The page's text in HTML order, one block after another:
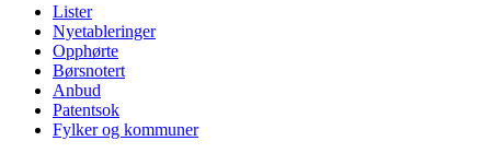
Lister
Nyetableringer
Opphørte
Børsnotert
Anbud
Patentsok
Fylker og kommuner